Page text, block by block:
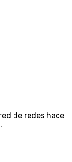
de redes hace